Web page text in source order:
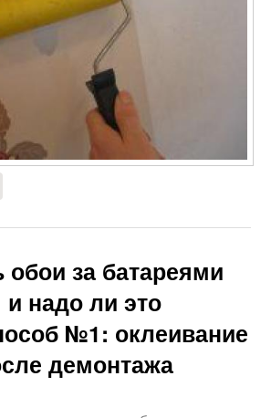
обои за батареями
и надо ли это
№1: оклеивание
демонтажа